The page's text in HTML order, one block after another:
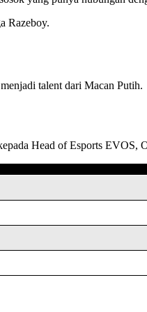
Razeboy.
talent dari Macan Putih.
Head of Esports EVOS,